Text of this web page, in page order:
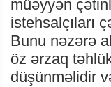
müəyyən
istehsalçıları
Bunu nəzərə
öz ərzaq
düşünməlidir